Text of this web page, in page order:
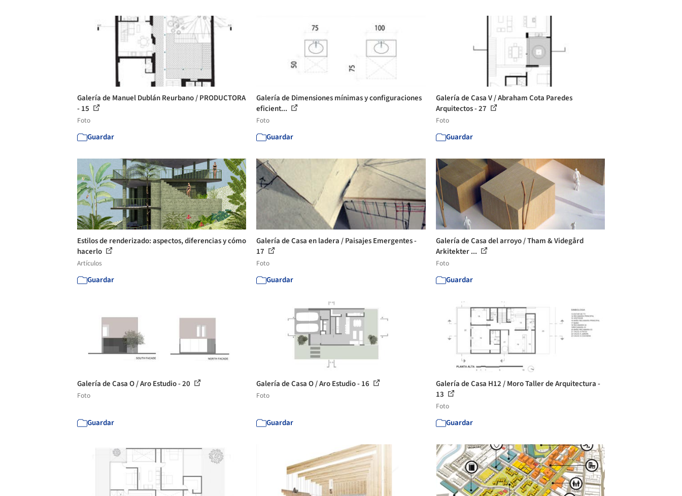
Galería de Manuel Dublán Reurbano / PRODUCTORA
- 15
Foto
Guardar
Galería de Dimensiones mínimas y configuraciones
eficient...
Foto
Guardar
Galería de Casa V / Abraham Cota Paredes
Arquitectos - 27
Foto
Guardar
Estilos de renderizado: aspectos, diferencias y cómo
hacerlo
Artículos
Guardar
Galería de Casa en ladera / Paisajes Emergentes -
17
Foto
Guardar
Galería de Casa del arroyo / Tham & Videgård
Arkitekter ...
Foto
Guardar
Galería de Casa O / Aro Estudio - 20
Foto
Guardar
Galería de Casa O / Aro Estudio - 16
Foto
Guardar
Galería de Casa H12 / Moro Taller de Arquitectura -
13
Foto
Guardar